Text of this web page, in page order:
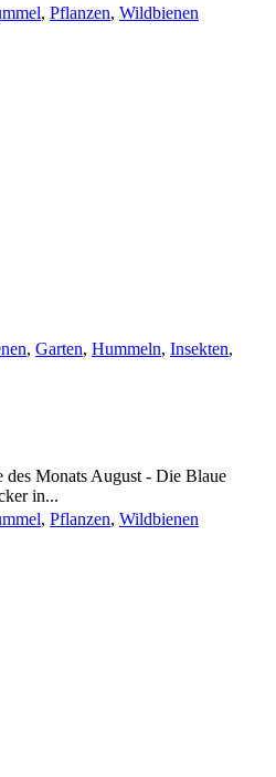
, Pflanzen, Wildbienen
, Garten, Hummeln, Insekten,
Monats August - Die Blaue
in...
, Pflanzen, Wildbienen